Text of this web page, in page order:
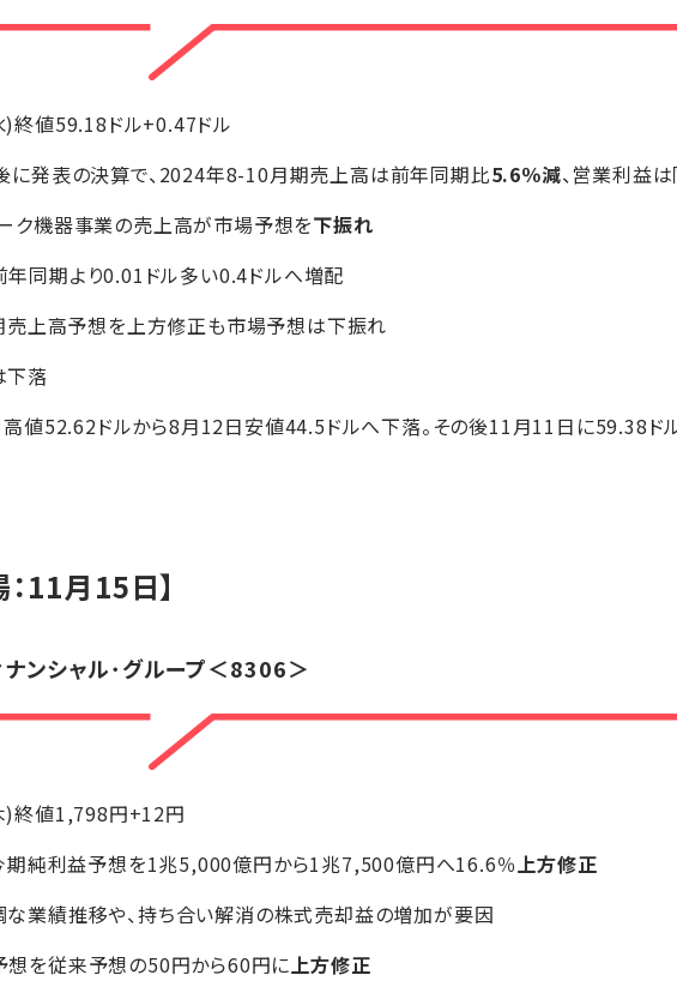
終値59.18ドル+0.47ドル
に発表の決算で、2024年8-10月期売上高は前年同期比5.6％減、営業利益
ーク機器事業の売上高が市場予想を下振れ
年同期より0.01ドル多い0.4ドルへ増配
売上高予想を上方修正も市場予想は下振れ
下落
高値52.62ドルから8月12日安値44.5ドルへ下落。その後11月11日に59.38ド
11月15日】
ンシャル･グループ＜8306＞
)終値1,798円+12円
期純利益予想を1兆5,000億円から1兆7,500億円へ16.6％上方修正
な業績推移や、持ち合い解消の株式売却益の増加が要因
想を従来予想の50円から60円に上方修正